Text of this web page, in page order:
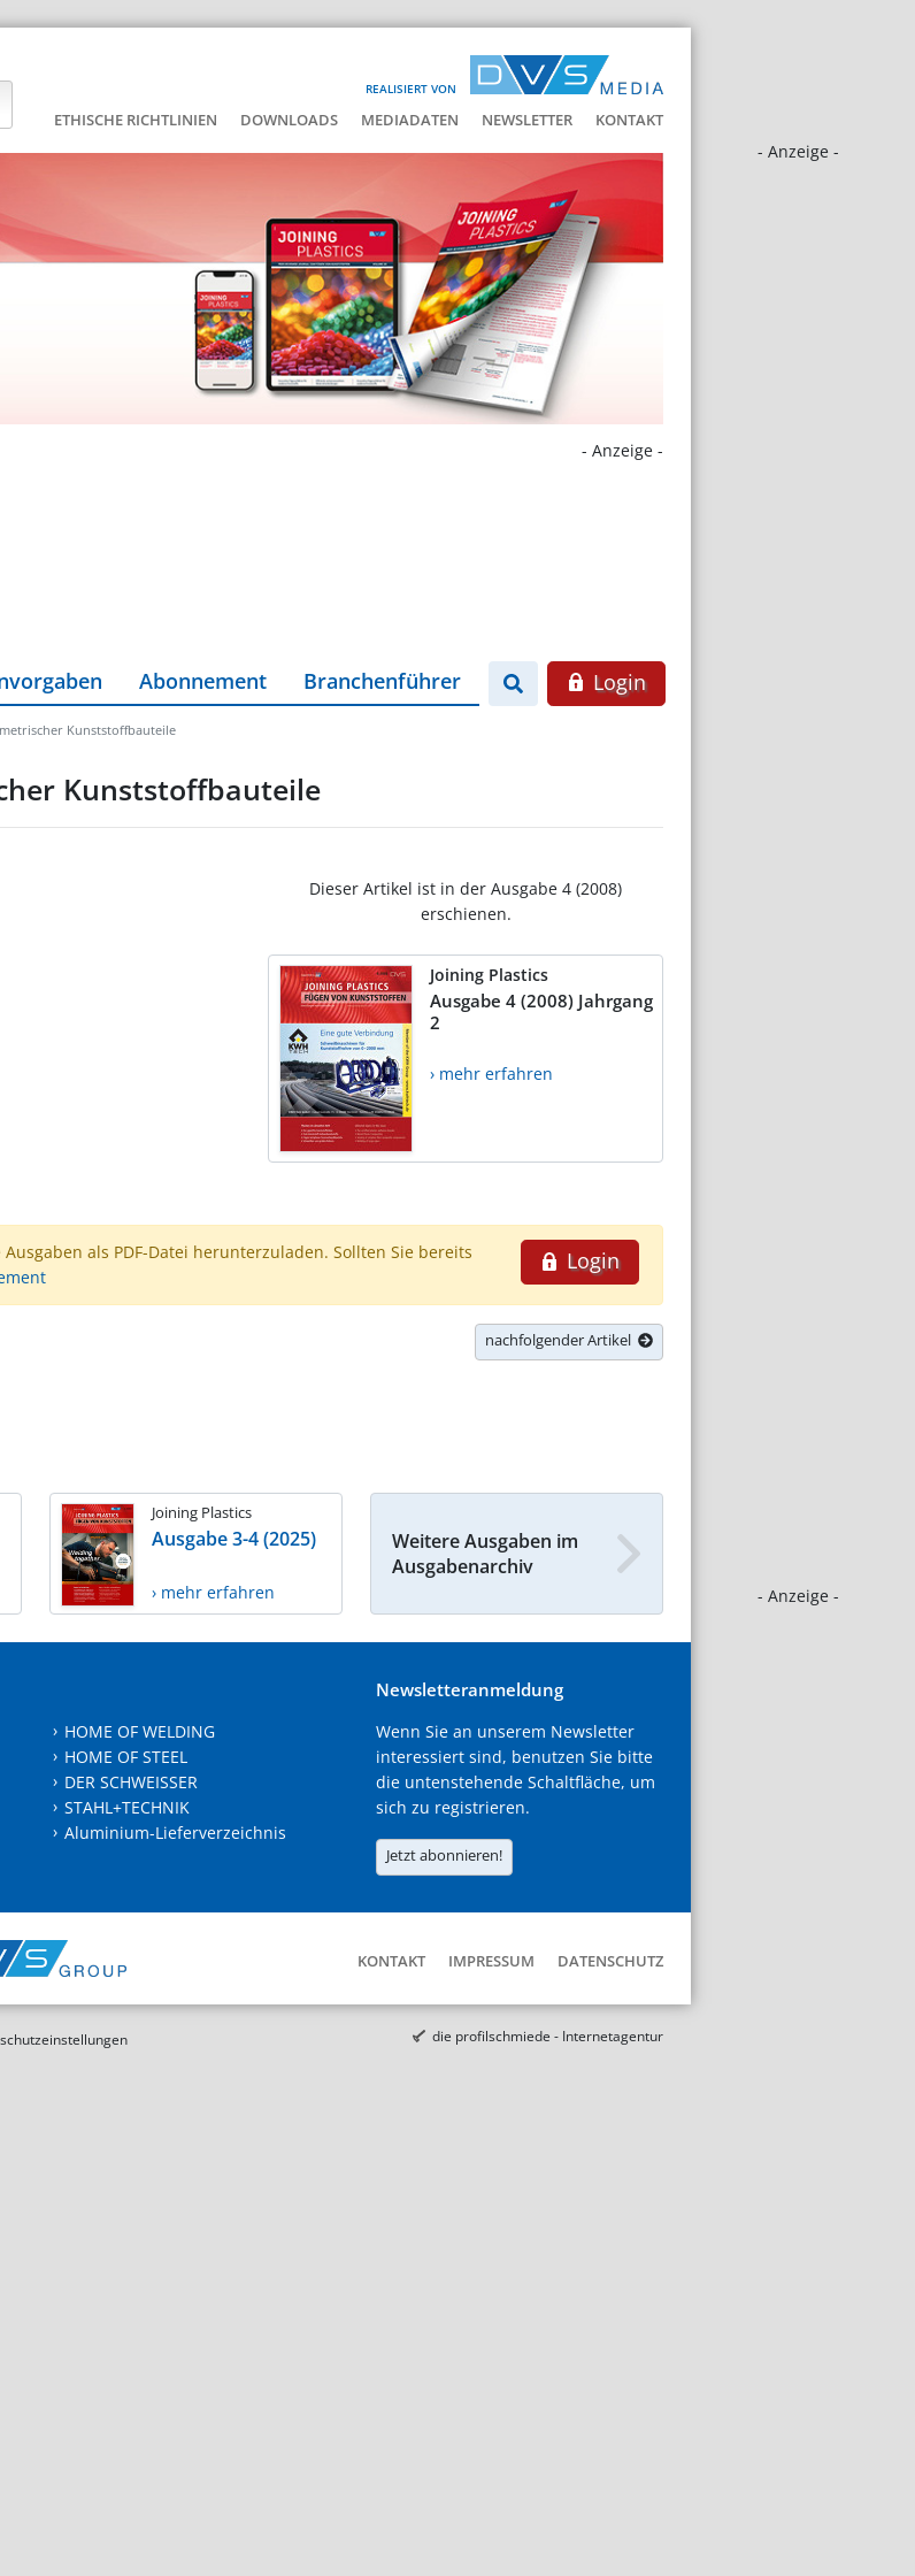
REALISIERT VON
ETHISCHE RICHTLINIEN DOWNLOADS MEDIADATEN NEWSLETTER KONTAKT
- Anzeige -
- Anzeige -
- Anzeige -
Abonnement Branchenführer Login
Kunststoffbauteile
Kunststoffbauteile
Dieser Artikel ist in der Ausgabe 4 (2008)
erschienen.
Joining Plastics
Ausgabe 4 (2008) Jahrgang
2
› mehr erfahren
Login
als PDF-Datei herunterzuladen. Sollten Sie bereits
nachfolgender Artikel
Joining Plastics
Ausgabe 3-4 (2025)
› mehr erfahren
Weitere Ausgaben im
Ausgabenarchiv
HOME OF WELDING
HOME OF STEEL
DER SCHWEISSER
STAHL+TECHNIK
Aluminium-Lieferverzeichnis
Newsletteranmeldung
Wenn Sie an unserem Newsletter
interessiert sind, benutzen Sie bitte
die untenstehende Schaltfläche, um
sich zu registrieren.
Jetzt abonnieren!
KONTAKT IMPRESSUM DATENSCHUTZ
die profilschmiede - Internetagentur